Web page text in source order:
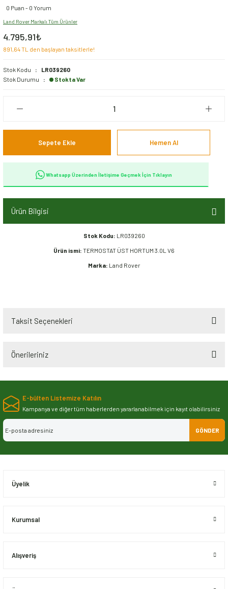
0 Puan - 0 Yorum
Land Rover Markalı Tüm Ürünler
4.795,91₺
891,64 TL den başlayan taksitlerle!
Stok Kodu
LR039260
Stok Durumu
Stokta Var
Sepete Ekle Hemen Al
Whatsapp Üzerinden İletişime Geçmek İçin Tıklayın
Ürün Bilgisi
Stok Kodu: LR039260
Ürün ismi: TERMOSTAT ÜST HORTUM 3.0L V6
Marka: Land Rover
Taksit Seçenekleri
Önerileriniz
Bu ürünün fiyat bilgisi, resim, ürün açıklamalarında ve diğer konularda
iletebilirsiniz.
Görüş ve önerileriniz için teşekkür ederiz.
Ürün resmi kalitesiz, bozuk veya görüntülenemiyor.
E-bülten Listemize Katılın
Kampanya ve diğer tüm haberlerden yararlanabilmek için kayıt olabilirsiniz
GÖNDER
Üyelik
Kurumsal
Alışveriş